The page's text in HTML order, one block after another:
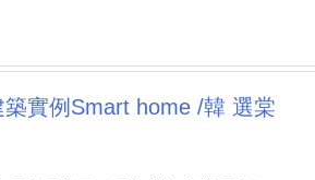
實例Smart home /韓 選棠